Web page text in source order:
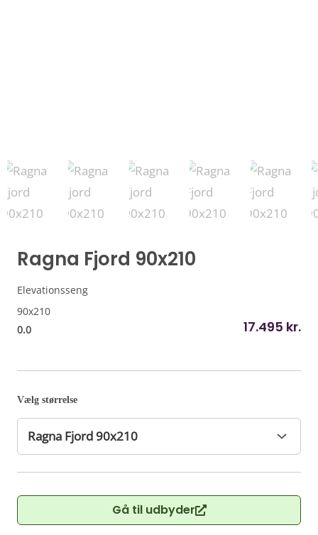
Ragna Fjord 90x210
Elevationsseng
90x210
0.0
17.495 kr.
Vælg størrelse
Gå til udbyder